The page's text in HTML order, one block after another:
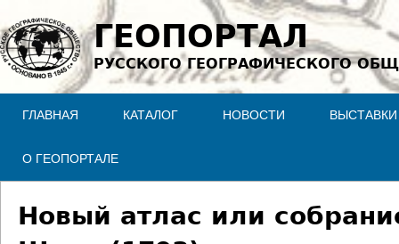
Jump to navigation
ГЕОПОРТАЛ
РУССКОГО ГЕОГРАФИЧЕСКОГО
ГЛАВНАЯ КАТАЛОГ НОВОСТИ ВЫСТАВКИ
О ГЕОПОРТАЛЕ
Новый атлас или